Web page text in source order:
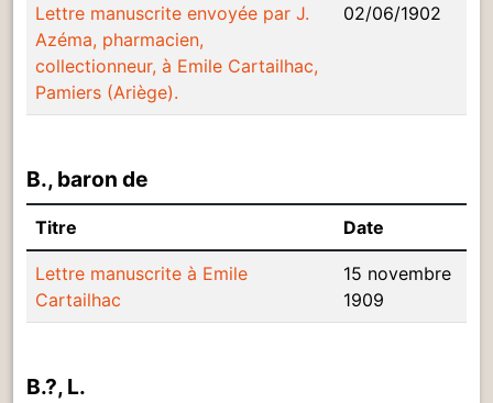
Lettre manuscrite envoyée par J.
Azéma, pharmacien,
collectionneur, à Emile Cartailhac,
Pamiers (Ariège).
02/06/1902
B., baron de
Titre Date
Lettre manuscrite à Emile
Cartailhac
15 novembre
1909
B.?, L.